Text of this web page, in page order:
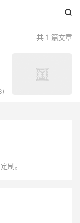

共 1 篇文章
)
制。